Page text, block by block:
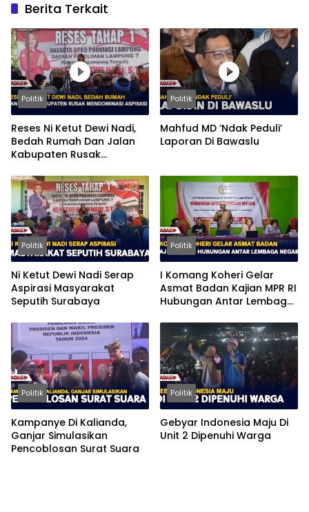
Berita Terkait
Politik
Reses Ni Ketut Dewi Nadi,
Bedah Rumah Dan Jalan
Kabupaten Rusak
Politik
Mahfud MD ‘Ndak Peduli’
Laporan Di Bawaslu
Politik
Ni Ketut Dewi Nadi Serap
Aspirasi Masyarakat
Seputih Surabaya
Politik
I Komang Koheri Gelar
Asmat Badan Kajian MPR RI
Hubungan Antar Lembaga
Politik
Kampanye Di Kalianda,
Ganjar Simulasikan
Pencoblosan Surat Suara
Politik
Gebyar Indonesia Maju Di
Unit 2 Dipenuhi Warga